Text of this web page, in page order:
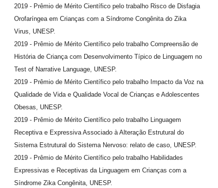
2019 - Prêmio de Mérito Científico pelo trabalho Risco de Disfagia
Orofaríngea em Crianças com a Síndrome Congênita do Zika
Virus, UNESP.
2019 - Prêmio de Mérito Científico pelo trabalho Compreensão de
História de Criança com Desenvolvimento Típico de Linguagem no
Test of Narrative Language, UNESP.
2019 - Prêmio de Mérito Científico pelo trabalho Impacto da Voz na
Qualidade de Vida e Qualidade Vocal de Crianças e Adolescentes
Obesas, UNESP.
2019 - Prêmio de Mérito Científico pelo trabalho Linguagem
Receptiva e Expressiva Associado à Alteração Estrutural do
Sistema Estrutural do Sistema Nervoso: relato de caso, UNESP.
2019 - Prêmio de Mérito Científico pelo trabalho Habilidades
Expressivas e Receptivas da Linguagem em Crianças com a
Síndrome Zika Congênita, UNESP.